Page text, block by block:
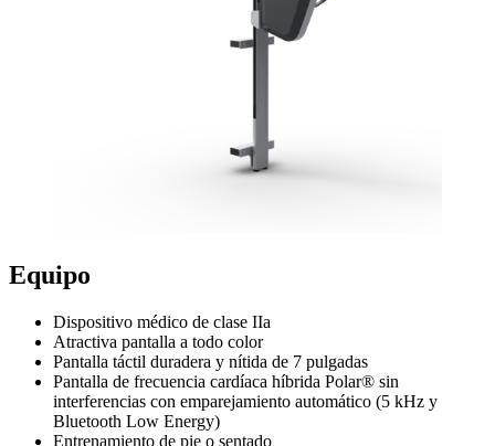
Equipo
Dispositivo médico de clase IIa
Atractiva pantalla a todo color
Pantalla táctil duradera y nítida de 7 pulgadas
Pantalla de frecuencia cardíaca híbrida Polar® sin
interferencias con emparejamiento automático (5 kHz y
Bluetooth Low Energy)
Entrenamiento de pie o sentado